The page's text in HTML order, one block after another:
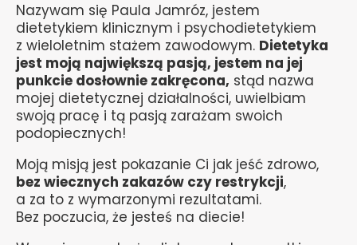
Nazywam się Paula Jamróz, jestem
dietetykiem klinicznym i psychodietetykiem
z wieloletnim stażem zawodowym. Dietetyka
jest moją największą pasją, jestem na jej
punkcie dosłownie zakręcona, stąd nazwa
mojej dietetycznej działalności, uwielbiam
swoją pracę i tą pasją zarażam swoich
podopiecznych!
Moją misją jest pokazanie Ci jak jeść zdrowo,
bez wiecznych zakazów czy restrykcji,
a za to z wymarzonymi rezultatami.
Bez poczucia, że jesteś na diecie!